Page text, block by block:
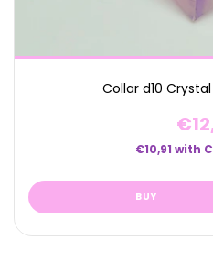
Collar d10
€10,91 with